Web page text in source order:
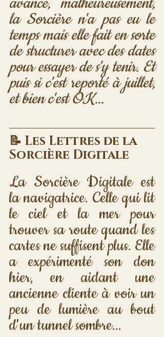
la Sorcière n'a pas eu le
temps mais elle fait en sorte
de structurer avec des dates
pour essayer de s'y tenir. Et
puis si c'est reporté à juillet,
et bien c'est OK...
📝 Les Lettres de la
Sorcière Digitale
La Sorcière Digitale est
la navigatrice. Celle qui lit
le ciel et la mer pour
trouver sa route quand les
cartes ne suffisent plus. Elle
a expérimenté son don
hier, en aidant une
ancienne cliente à voir un
peu de lumière au bout
d'un tunnel sombre...